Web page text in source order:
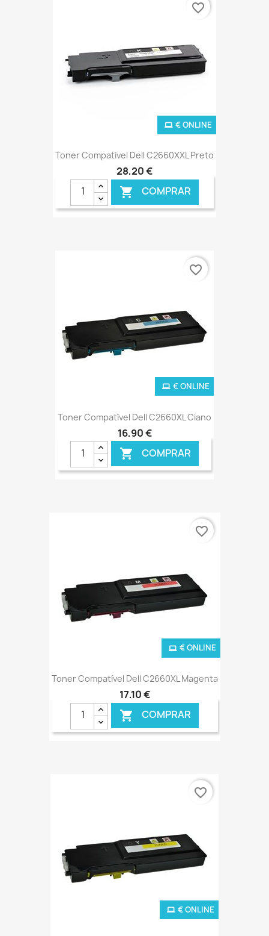
Toner Compatível Dell C2660XXL Preto
28,20 €
 COMPRAR
€ ONLINE
favorite_border
Toner Compatível Dell C2660XL Ciano
16,90 €
 COMPRAR
€ ONLINE
favorite_border
Toner Compatível Dell C2660XL Magenta
17,10 €
 COMPRAR
€ ONLINE
favorite_border
€ ONLINE
favorite_border